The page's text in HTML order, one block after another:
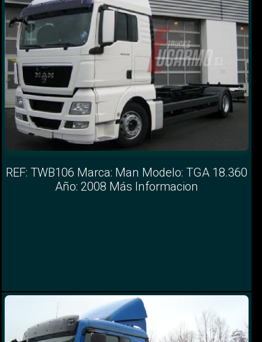
REF: TWB106 Marca: Man Modelo: TGA 18.360
Año: 2008 Más Informacion